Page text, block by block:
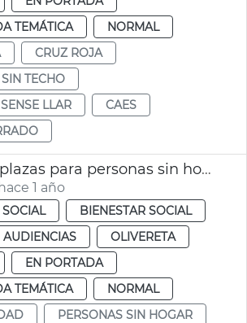
TEMÁTICA
NORMAL
CRUZ ROJA
TECHO
LLAR
CAES
60 nuevas plazas para personas sin hogar
1 año
BIENESTAR SOCIAL
OLIVERETA
EN PORTADA
TEMÁTICA
NORMAL
PERSONAS SIN HOGAR